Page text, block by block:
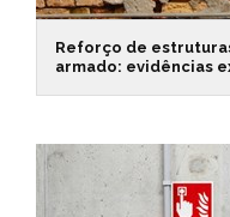
Reforço de
armado: evidências